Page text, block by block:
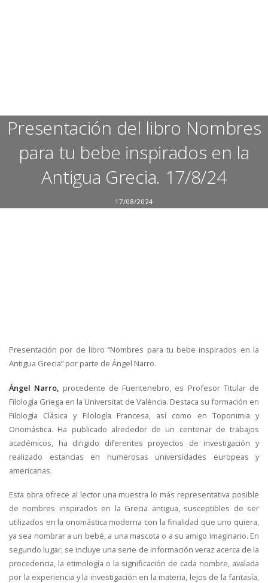
Presentación del libro Nombres
para tu bebe inspirados en la
Antigua Grecia. 17/8/24
17/08/2024
Presentación por de libro “Nombres para tu bebe inspirados en la
Antigua Grecia” por parte de Ángel Narro.
Ángel Narro, procedente de Fuentenebro, es Profesor Titular de
Filología Griega en la Universitat de València. Destaca su formación en
Filología Clásica y Filología Francesa, así como en Toponimia y
Onomástica. Ha publicado alrededor de un centenar de trabajos
académicos, ha dirigido diferentes proyectos de investigación y
realizado estancias en numerosas universidades europeas y
americanas.
Esta obra ofrece al lector una muestra lo más representativa posible
de nombres inspirados en la Grecia antigua, susceptibles de ser
utilizados en la onomástica moderna con la finalidad que uno quiera,
ya sea nombrar a un bebé, a una mascota o a su amigo imaginario. En
segundo lugar, se incluye una serie de información veraz acerca de la
procedencia, la etimología o la significación de cada nombre, avalada
por la experiencia y la investigación en la materia, lejos de la fantasía,